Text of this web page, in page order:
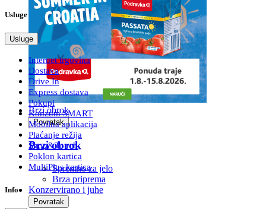
Brzi obrok
Povratak
Brzi obrok
Spremno za jelo
Brza priprema
Konzervirano i juhe
Povratak
Usluge
Usluge
Internet trgovina
Dostava
Drive In
Express dostava
Pokupi
Konzum SMART
Mobilna aplikacija
Plaćanje režija
Shop&Touch
Poklon kartica
MultiPlus kartica
Info